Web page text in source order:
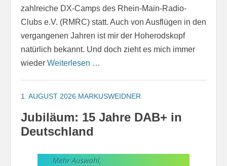
zahlreiche DX-Camps des Rhein-Main-Radio-
Clubs e.V. (RMRC) statt. Auch von Ausflügen in den
vergangenen Jahren ist mir der Hoherodskopf
natürlich bekannt. Und doch zieht es mich immer
wieder Weiterlesen …
1. AUGUST 2026 MARKUSWEIDNER
Jubiläum: 15 Jahre DAB+ in
Deutschland